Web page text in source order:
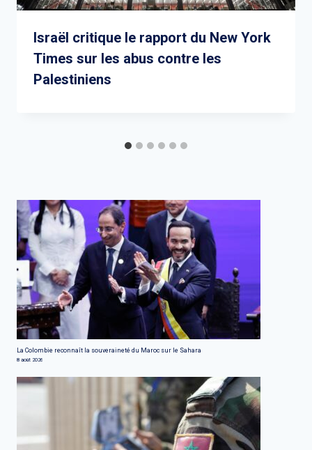
Israël critique le rapport du New York
Times sur les abus contre les
Palestiniens
La Colombie reconnaît la souveraineté du Maroc sur le Sahara
8 août 2026